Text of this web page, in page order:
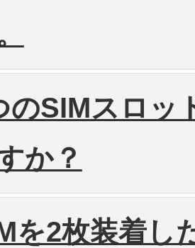
のSIMスロッ
か？
を2枚装着し